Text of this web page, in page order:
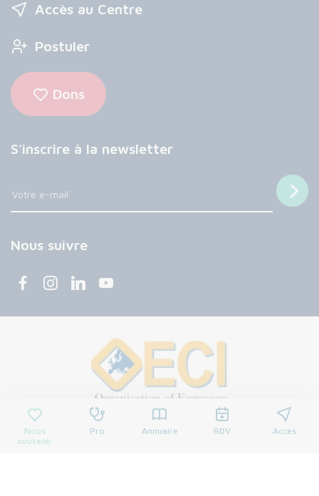
Nous
soutenir
Pro Annuaire RDV Accès
Accès au Centre
Postuler
Dons
S'inscrire à la newsletter
Nous suivre